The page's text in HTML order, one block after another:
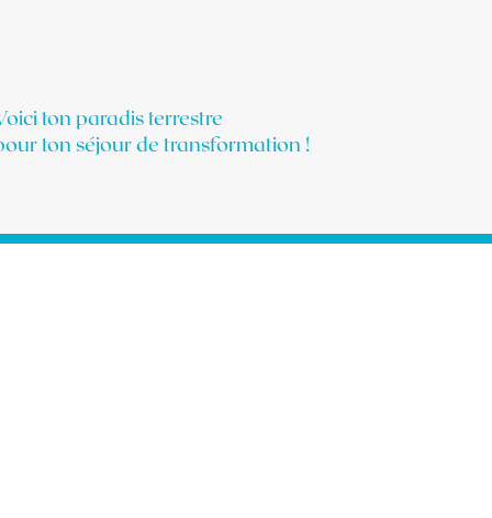
ton paradis terrestre
ton séjour de transformation !